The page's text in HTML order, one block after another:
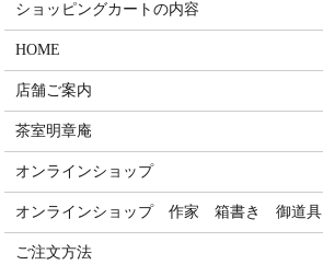
ショッピングカートの内容
HOME
店舗ご案内
茶室明章庵
オンラインショップ
オンラインショップ 作家 箱書き 御道具
ご注文方法